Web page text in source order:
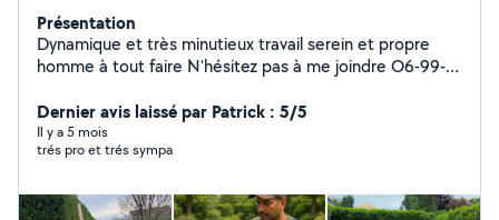
Présentation
Dynamique et très minutieux travail serein et propre
homme à tout faire N'hésitez pas à me joindre O6-99-
Dernier avis laissé par Patrick : 5/5
Il y a 5 mois
trés pro et trés sympa